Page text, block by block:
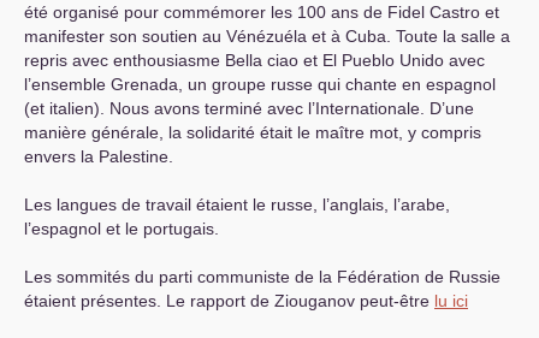
été organisé pour commémorer les 100 ans de Fidel Castro et
manifester son soutien au Vénézuéla et à Cuba. Toute la salle a
repris avec enthousiasme Bella ciao et El Pueblo Unido avec
l’ensemble Grenada, un groupe russe qui chante en espagnol
(et italien). Nous avons terminé avec l’Internationale. D’une
manière générale, la solidarité était le maître mot, y compris
envers la Palestine.
Les langues de travail étaient le russe, l’anglais, l’arabe,
l’espagnol et le portugais.
Les sommités du parti communiste de la Fédération de Russie
étaient présentes. Le rapport de Ziouganov peut-être lu ici